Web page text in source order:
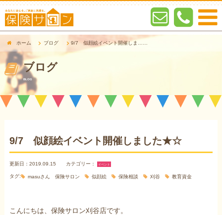
ホーム ブログ 9/7 似顔絵イベント開催しま……
ブログ
BLOG
9/7 似顔絵イベント開催しました★☆
更新日：2019.09.15 カテゴリー： イベント
タグ: masuさん 保険サロン 似顔絵 保険相談 刈谷 教育資金
こんにちは、保険サロン刈谷店です。